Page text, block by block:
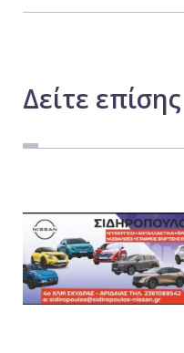
Δείτε επίσης